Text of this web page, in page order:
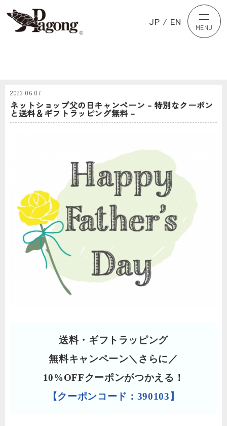
JP / EN MENU
2023.06.07
ネットショップ父の日キャンペーン – 特別なクーポン
と送料＆ギフトラッピング無料 –
送料・ギフトラッピング
無料キャンペーン＼さらに／
10%OFFクーポンがつかえる！
【クーポンコード：390103】